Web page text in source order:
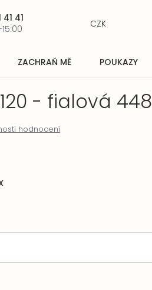
41
CZK
ZACHRAŇ MĚ POUKAZY
- fialová 448
hodnocení